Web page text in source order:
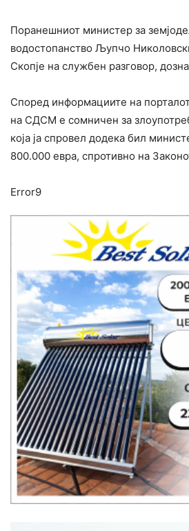
Поранешниот министер за
водостопанство Љупчо
Скопје на службен разговор,
Според информациите на
на СДСМ е сомничен за
која ја спровел додека бил
800.000 евра, спротивно на
Error9